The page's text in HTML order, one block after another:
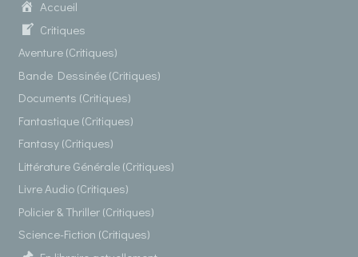
Accueil
Critiques
Aventure (Critiques)
Bande Dessinée (Critiques)
Documents (Critiques)
Fantastique (Critiques)
Fantasy (Critiques)
Littérature Générale (Critiques)
Livre Audio (Critiques)
Policier & Thriller (Critiques)
Science-Fiction (Critiques)